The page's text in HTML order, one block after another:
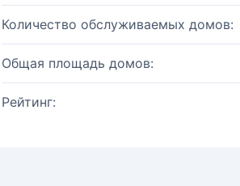
Количество обслуживаемых домов:
Общая площадь домов:
Рейтинг: